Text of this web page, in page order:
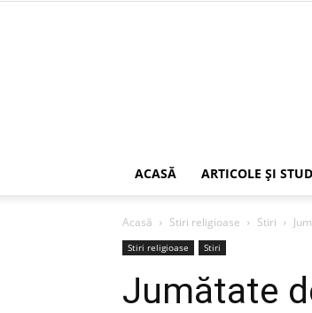
ACASĂ ARTICOLE ŞI
Acasă Stiri religioase Stiri
Stiri religioase Stiri
Jumătate